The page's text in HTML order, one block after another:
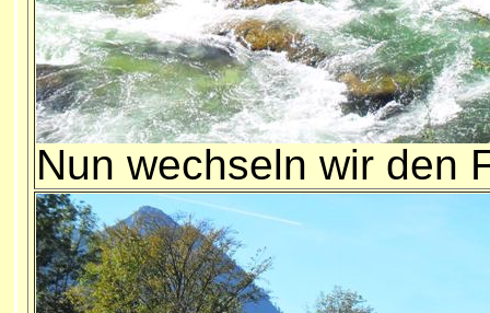
Nun wechseln wir den